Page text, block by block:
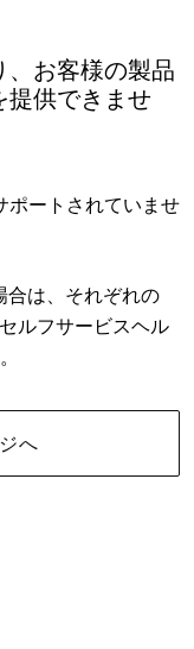
、お客様の製品
提供できませ
ポートされていませ
合は、それぞれの
ルフサービスヘル
へ